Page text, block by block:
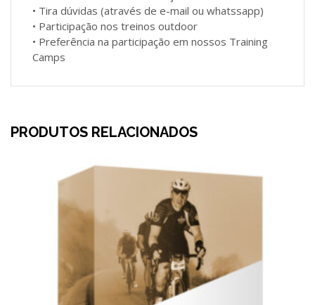
• Tira dúvidas (através de e-mail ou whatssapp)
• Participação nos treinos outdoor
• Preferência na participação em nossos Training
Camps
PRODUTOS RELACIONADOS